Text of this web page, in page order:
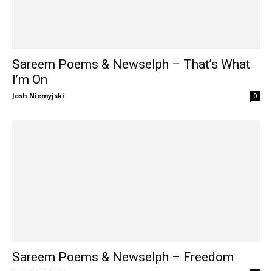
Sareem Poems & Newselph – That’s What
I’m On
Josh Niemyjski 0
Sareem Poems & Newselph – Freedom